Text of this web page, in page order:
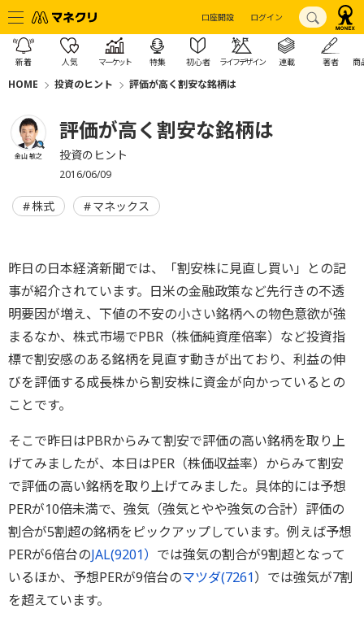
口座開設 ログイン
新着 人気 マーケット 特集 初心者 ライフデザイン 連載 著者 商
HOME 投資のヒント 評価が高く割安な銘柄は
金山 敏之
評価が高く割安な銘柄は
投資のヒント
2016/06/09
株式 マネックス
昨日の日本経済新聞では、「割安株に見直し買い」との記
事が紹介されています。日米の金融政策など先行きの不透
明要因が増え、下値の不安の小さい銘柄への物色意欲が強
まるなか、株式市場でPBR（株価純資産倍率）など投資指
標で割安感のある銘柄を見直す動きが出ており、利益の伸
びを評価する成長株から割安株に資金が向かっているとの
ことです。
そこで昨日はPBRからみて割安で評価の高い銘柄を取り上
げてみましたが、本日はPER（株価収益率）からみて割安
で評価の高い銘柄を取り上げてみました。具体的には予想
PERが10倍未満で、強気（強気とやや強気の合計）評価の
割合が5割超の銘柄をピックアップしています。例えば予想
PERが6倍台のJAL(9201） では強気の割合が9割超となって
いるほか、予想PERが9倍台のマツダ(7261）では強気が7割
を超えています。